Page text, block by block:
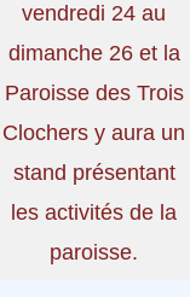
vendredi 24 au
dimanche 26 et la
Paroisse des Trois
Clochers y aura un
stand présentant
les activités de la
paroisse.